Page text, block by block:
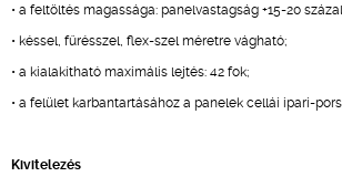
• a feltöltés magassága: panelvastagság +15-20
• késsel, fűrésszel, flex-szel méretre vágható;
• a kialakítható maximális lejtés: 42 fok;
• a felület karbantartásához a panelek cellái ipari-
Kivitelezés